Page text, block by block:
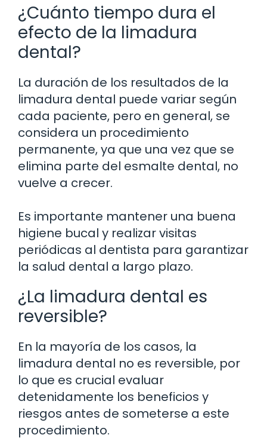
¿Cuánto tiempo dura el
efecto de la limadura
dental?
La duración de los resultados de la
limadura dental puede variar según
cada paciente, pero en general, se
considera un procedimiento
permanente, ya que una vez que se
elimina parte del esmalte dental, no
vuelve a crecer.
Es importante mantener una buena
higiene bucal y realizar visitas
periódicas al dentista para garantizar
la salud dental a largo plazo.
¿La limadura dental es
reversible?
En la mayoría de los casos, la
limadura dental no es reversible, por
lo que es crucial evaluar
detenidamente los beneficios y
riesgos antes de someterse a este
procedimiento.